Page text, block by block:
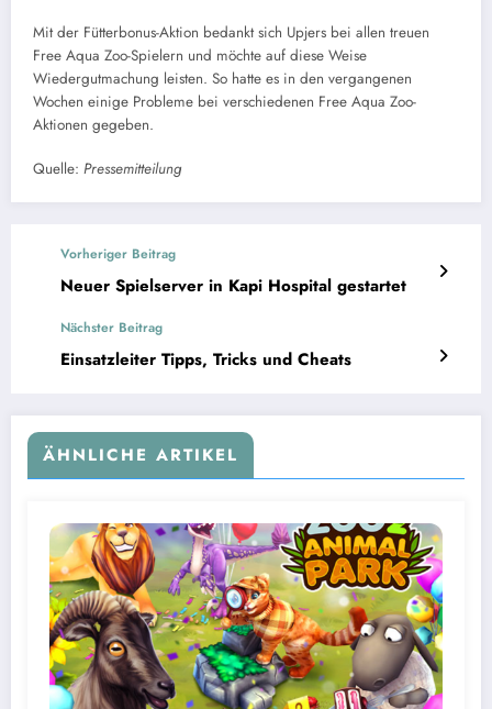
Mit der Fütterbonus-Aktion bedankt sich Upjers bei allen treuen
Free Aqua Zoo-Spielern und möchte auf diese Weise
Wiedergutmachung leisten. So hatte es in den vergangenen
Wochen einige Probleme bei verschiedenen Free Aqua Zoo-
Aktionen gegeben.
Quelle: Pressemitteilung
Vorheriger Beitrag
Neuer Spielserver in Kapi Hospital gestartet
Nächster Beitrag
Einsatzleiter Tipps, Tricks und Cheats
ÄHNLICHE ARTIKEL